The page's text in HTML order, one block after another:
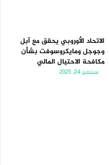
الاتحاد الأوروبي يحقق مع آبل
وجوجل ومايكروسوفت بشأن
مكافحة الاحتيال المالي
سبتمبر 24, 2025